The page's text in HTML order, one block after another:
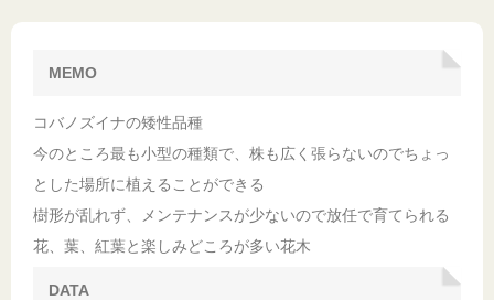
MEMO
コバノズイナの矮性品種
今のところ最も小型の種類で、株も広く張らないのでちょっ
とした場所に植えることができる
樹形が乱れず、メンテナンスが少ないので放任で育てられる
花、葉、紅葉と楽しみどころが多い花木
DATA